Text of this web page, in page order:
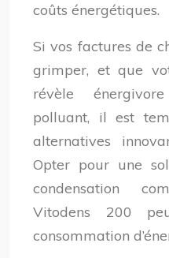
coûts énergétiques.
Si vos factures de
grimper, et que
révèle
polluant, il est
alternatives
Opter pour une
condensation
Vitodens 200
consommation